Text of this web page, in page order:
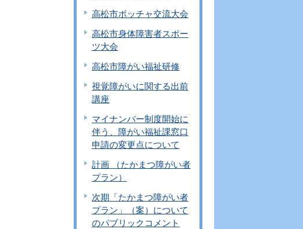
高松市ボッチャ交流大会
高松市身体障害者スポー
ツ大会
高松市障がい福祉研修
視覚障がいに関する出前
講座
マイナンバー制度開始に
伴う、障がい福祉課窓口
申請の変更点について
計画 （たかまつ障がい者
プラン）
次期「たかまつ障がい者
プラン」（案）について
のパブリックコメント